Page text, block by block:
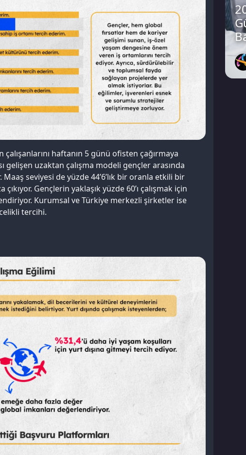
haftanın 5 günü ofisten çağırmaya
gelişen uzaktan çalışma modeli gençler arasında
seviyesi de yüzde 44’6’lık bir oranla etkili bir
Gençlerin yaklaşık yüzde 60’ı çalışmak için
Kurumsal ve Türkiye merkezli şirketler ise
tercihi.